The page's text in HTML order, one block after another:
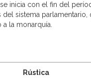
inicia con el fin del
sistema parlamentario,
a la monarquía.
Rústica